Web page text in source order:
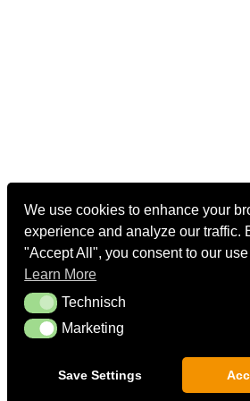
We use cookies to enhance your
experience and analyze our traffic.
"Accept All", you consent to our
Learn More
TechnischTechnisch
MarketingMarketing
Save Settings